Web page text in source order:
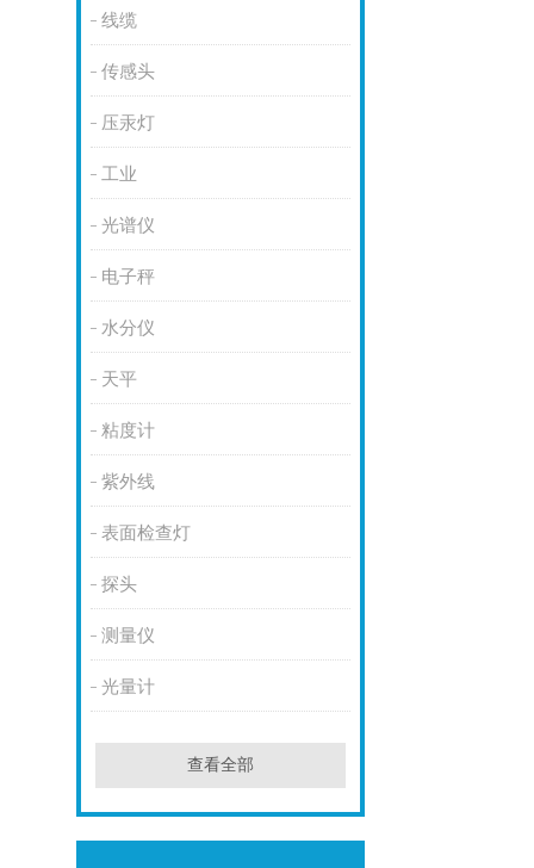
线缆
传感头
压汞灯
工业
光谱仪
电子秤
水分仪
天平
粘度计
紫外线
表面检查灯
探头
测量仪
光量计
查看全部